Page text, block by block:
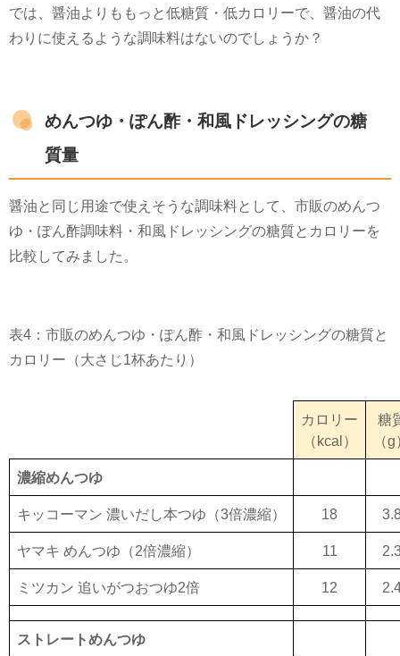
では、醤油よりももっと低糖質・低カロリーで、醤油の代
わりに使えるような調味料はないのでしょうか？
めんつゆ・ぽん酢・和風ドレッシングの糖
質量
醤油と同じ用途で使えそうな調味料として、市販のめんつ
ゆ・ぽん酢調味料・和風ドレッシングの糖質とカロリーを
比較してみました。
表4 ：市販のめんつゆ・ぽん酢・和風ドレッシングの糖質と
カロリー（大さじ1杯あたり）
カロリー
（kcal）
糖
（
濃縮めんつゆ
キッコーマン 濃いだし本つゆ（3倍濃縮） 18
ヤマキ めんつゆ（2倍濃縮） 11
ミツカン 追いがつおつゆ2倍 12
ストレートめんつゆ